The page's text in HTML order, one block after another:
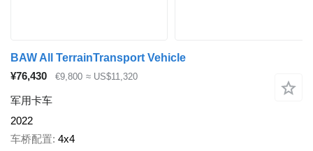
BAW All TerrainTransport Vehicle
¥76,430
€9,800 ≈ US$11,320
军用卡车
2022
车桥配置 4x4